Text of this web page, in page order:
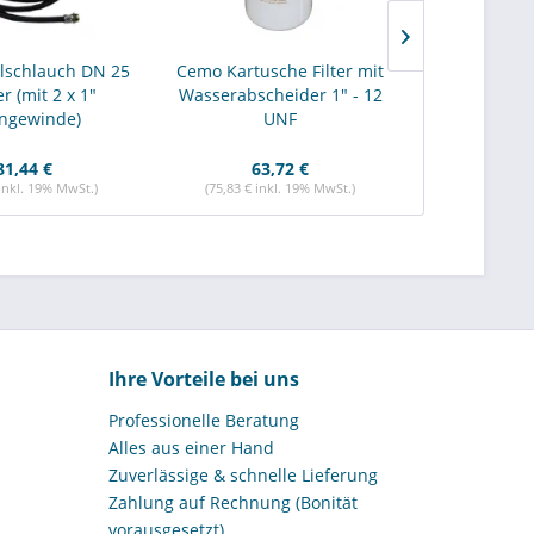
DN 25
(mit 2 x 1"
€
19% MwSt.)
Cemo Kartusche Filter mit
Wasserabscheider 1" - 12
UNF
63,72 €
(75,83 € inkl. 19% MwSt.)
Ihre Vorteile bei uns
Professionelle Beratung
Alles aus einer Hand
Zuverlässige & schnelle Lieferung
Zahlung auf Rechnung (Bonität